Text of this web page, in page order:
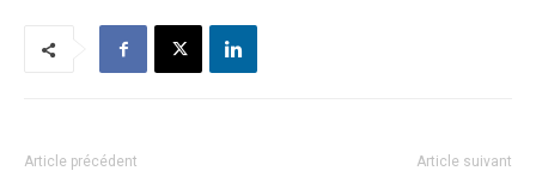
Article précédent Article suivant